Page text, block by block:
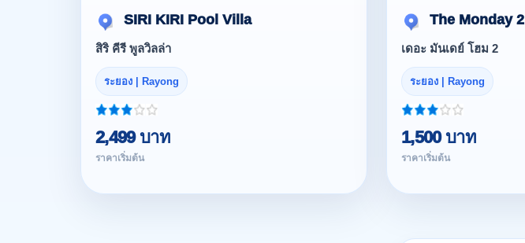
SIRI KIRI Pool Villa
สิริ คีรี พูลวิลล่า
ระยอง | Rayong
2,499 บาท
ราคาเริ่มต้น
The Monday 2
เดอะ มันเดย์ โฮม 2
ระยอง | Rayong
1,500 บาท
ราคาเริ่มต้น